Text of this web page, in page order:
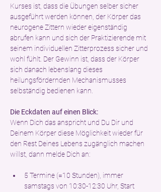
Kurses ist, dass die Übungen selber sicher
ausgeführt werden können, der Körper das
neurogene Zittern wieder eigenständig
abrufen kann und sich der Praktizierende mit
seinem individuellen Zitterprozess sicher und
wohl fühlt. Der Gewinn ist, dass der Körper
sich danach lebenslang dieses
heilungsfördernden Mechanismusses
selbständig bedienen kann.
Die Eckdaten auf einen Blick:
Wenn Dich das anspricht und Du Dir und
Deinem Körper diese Möglichkeit wieder für
den Rest Deines Lebens zugänglich machen
willst, dann melde Dich an:
5 Termine (=10 Stunden), immer
samstags von 10:30-12:30 Uhr, Start